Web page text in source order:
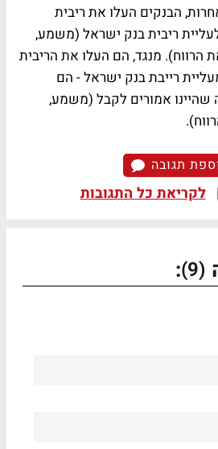
אחרות, הבנקים העלו את ריבית
ריבית בנק ישראל (משמע,
הרווח). מנגד, הם העלו את הריבית
רייבת בנק ישראל - הם
אמורים לקבל (משמע,
תגובה
| לקריאת כל התגובות
(9)
: